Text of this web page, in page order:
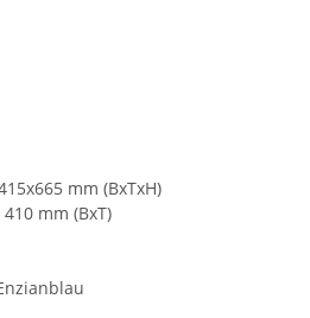
mm (BxTxH)
mm (BxT)